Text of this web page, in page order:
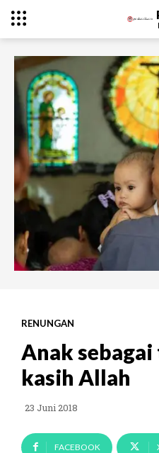
RENUNGAN
Anak
kasih Allah
23 Juni 2018
FACEBOOK